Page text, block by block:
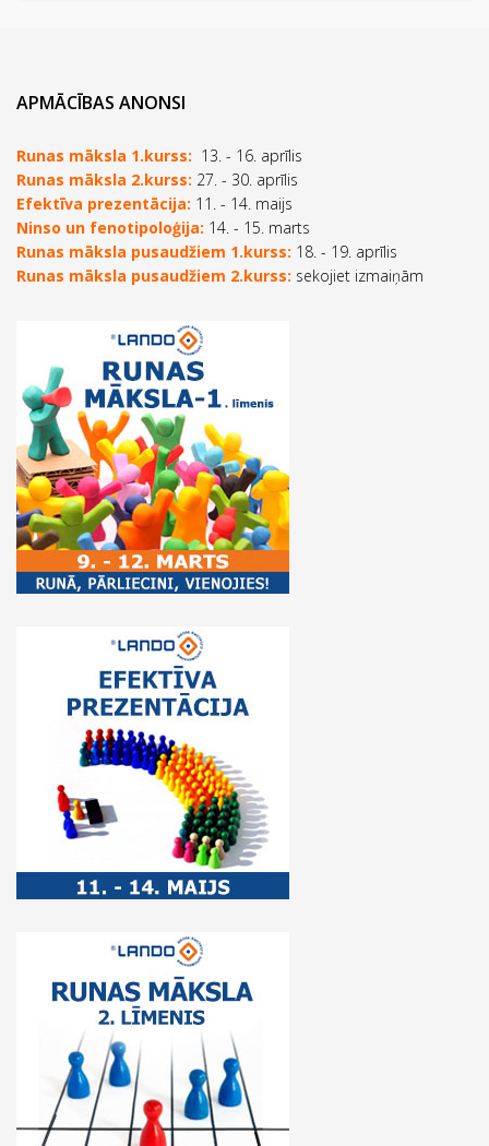
APMĀCĪBAS ANONSI
Runas māksla 1.kurss: 13. - 16. aprīlis
Runas māksla 2.kurss: 27. - 30. aprīlis
Efektīva prezentācija: 11. - 14. maijs
Ninso un fenotipoloģija: 14. - 15. marts
Runas māksla pusaudžiem 1.kurss: 18. - 19. aprīlis
Runas māksla pusaudžiem 2.kurss: sekojiet izmaiņām